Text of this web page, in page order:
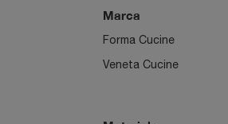
Marca
Forma Cucine
Veneta Cucine